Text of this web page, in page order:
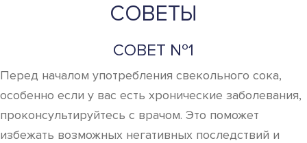
СОВЕТЫ
СОВЕТ №1
Перед началом употребления свекольного сока,
особенно если у вас есть хронические заболевания,
проконсультируйтесь с врачом. Это поможет
избежать возможных негативных последствий и